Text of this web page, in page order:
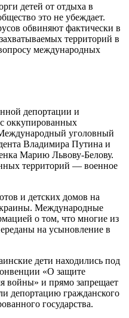
детей от отдыха в
это не убеждает.
обвиняют фактически в
территорий в
международных
депортации и
оккупированных
уголовный
Владимира Путина и
Марию Львову-Белову.
территорий — военное
и детских домов на
Международные
о том, что многие из
на усыновление в
дети находились под
«О защите
войны» и прямо запрещает
депортацию гражданского
государства.